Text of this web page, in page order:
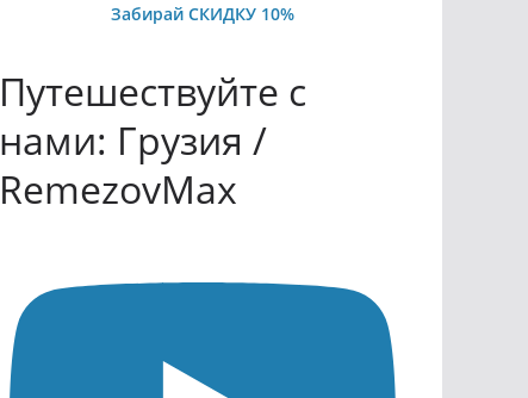
Забирай СКИДКУ 10%
Путешествуйте с
нами: Грузия /
RemezovMax